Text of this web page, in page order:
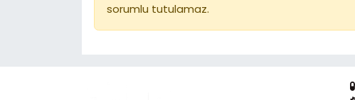
sorumlu tutulamaz.